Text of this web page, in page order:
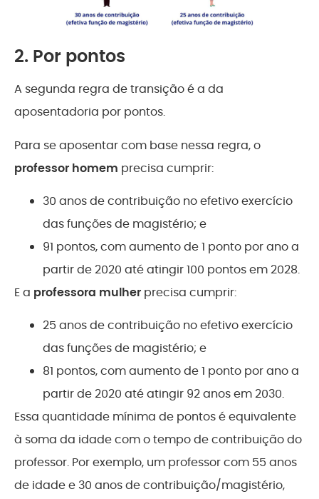
2. Por pontos
A segunda regra de transição é a da
aposentadoria por pontos.
Para se aposentar com base nessa regra, o
professor homem precisa cumprir:
30 anos de contribuição no efetivo exercício
das funções de magistério; e
91 pontos, com aumento de 1 ponto por ano a
partir de 2020 até atingir 100 pontos em 2028.
E a professora mulher precisa cumprir:
25 anos de contribuição no efetivo exercício
das funções de magistério; e
81 pontos, com aumento de 1 ponto por ano a
partir de 2020 até atingir 92 anos em 2030.
Essa quantidade mínima de pontos é equivalente
à soma da idade com o tempo de contribuição do
professor. Por exemplo, um professor com 55 anos
de idade e 30 anos de contribuição/magistério,